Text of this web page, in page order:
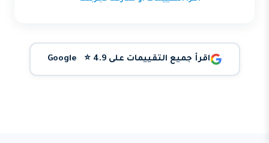
اقرأ جميع التقييمات على Google ⭐ 4.9